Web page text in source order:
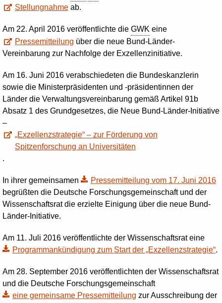
Stellungnahme ab.
Am 22. April 2016 veröffentlichte die GWK eine
Pressemitteilung über die neue Bund-Länder-
Vereinbarung zur Nachfolge der Exzellenzinitiative.
Am 16. Juni 2016 verabschiedeten die Bundeskanzlerin
sowie die Ministerpräsidenten und -präsidentinnen der
Länder die Verwaltungsvereinbarung gemäß Artikel 91b
Absatz 1 des Grundgesetzes, die Neue Bund-Länder-Initiative
–
„Exzellenzstrategie“ – zur Förderung von
Spitzenforschung an Universitäten
.
In ihrer gemeinsamen
Pressemitteilung vom 17. Juni 2016
begrüßten die Deutsche Forschungsgemeinschaft und der
Wissenschaftsrat die erzielte Einigung über die neue Bund-
Länder-Initiative.
Am 11. Juli 2016 veröffentlichte der Wissenschaftsrat eine
Programmankündigung zum Start der „Exzellenzstrategie“.
Am 28. September 2016 veröffentlichten der Wissenschaftsrat
und die Deutsche Forschungsgemeinschaft
eine gemeinsame Pressemitteilung zur Ausschreibung der